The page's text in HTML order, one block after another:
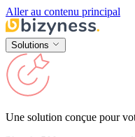
Aller au contenu principal
Solutions
Une solution conçue pour